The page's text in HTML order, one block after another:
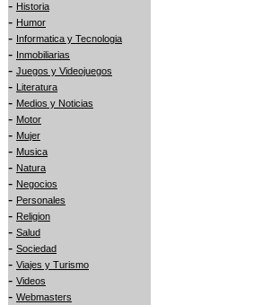
- Historia
- Humor
- Informatica y Tecnologia
- Inmobiliarias
- Juegos y Videojuegos
- Literatura
- Medios y Noticias
- Motor
- Mujer
- Musica
- Natura
- Negocios
- Personales
- Religion
- Salud
- Sociedad
- Viajes y Turismo
- Videos
- Webmasters